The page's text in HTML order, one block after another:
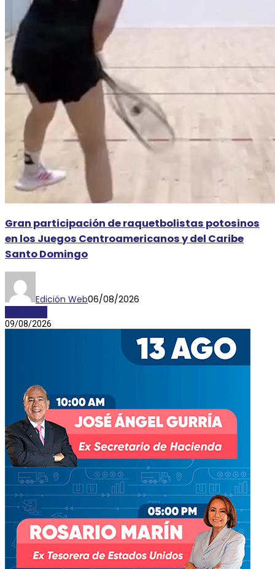
Gran participación de raquetbolistas potosinos
en los Juegos Centroamericanos y del Caribe
Santo Domingo
Edición Web06/08/2026
09/08/2026